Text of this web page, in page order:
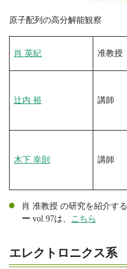
原子配列の高分解能観察
肖 英紀 准教授
辻内 裕 講師
木下 幸則 講師
肖 准教授 の研究を紹介する
ー vol.97は、 こちら
エレクトロニクス系